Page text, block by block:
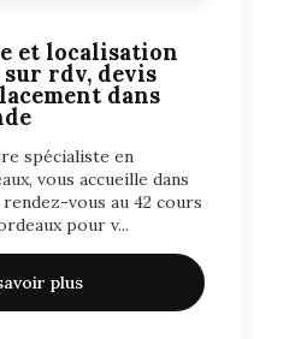
et localisation
rdv, devis
dans
spécialiste en
vous accueille dans
vous au 42 cours
pour v...
plus